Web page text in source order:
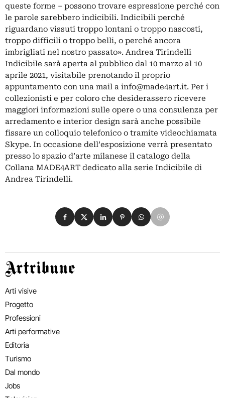
queste forme – possono trovare espressione perché con
le parole sarebbero indicibili. Indicibili perché
riguardano vissuti troppo lontani o troppo nascosti,
troppo difficili o troppo belli, o perché ancora
imbrigliati nel nostro passato». Andrea Tirindelli
Indicibile sarà aperta al pubblico dal 10 marzo al 10
aprile 2021, visitabile prenotando il proprio
appuntamento con una mail a info@made4art.it. Per i
collezionisti e per coloro che desiderassero ricevere
maggiori informazioni sulle opere o una consulenza per
arredamento e interior design sarà anche possibile
fissare un colloquio telefonico o tramite videochiamata
Skype. In occasione dell’esposizione verrà presentato
presso lo spazio d’arte milanese il catalogo della
Collana MADE4ART dedicato alla serie Indicibile di
Andrea Tirindelli.
Condividi su Facebook
Condividi su X
Condividi su LinkedIn
Condividi su Pinterest
Condividi su WhatsApp
Condividi su Email
Artribune
Arti visive
Progetto
Professioni
Arti performative
Editoria
Turismo
Dal mondo
Jobs